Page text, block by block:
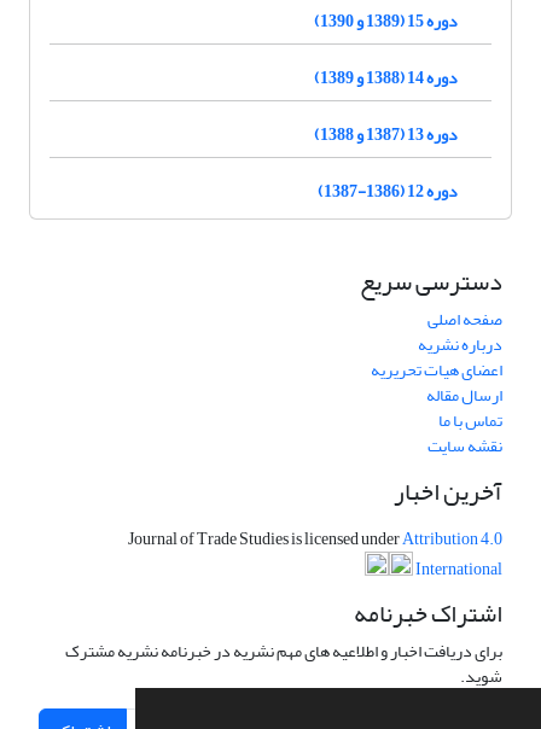
دوره 15 (1389 و 1390)
دوره 14 (1388 و 1389)
دوره 13 (1387 و 1388)
دوره 12 (1386-1387)
دسترسی سریع
صفحه اصلی
درباره نشریه
اعضای هیات تحریریه
ارسال مقاله
تماس با ما
نقشه سایت
آخرین اخبار
Journal of Trade Studies is licensed underAttribution 4.0
International
اشتراک خبرنامه
برای دریافت اخبار و اطلاعیه های مهم نشریه در خبرنامه نشریه مشترک
شوید.